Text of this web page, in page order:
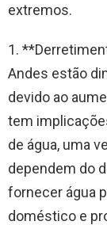
extremos.
1.
Andes estão
devido ao
tem
de água, uma
dependem do
fornecer água
doméstico e